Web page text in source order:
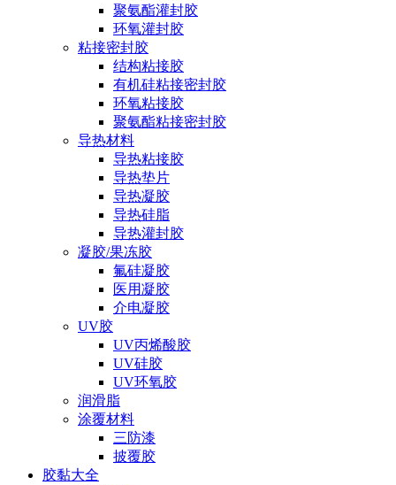
聚氨酯灌封胶
环氧灌封胶
粘接密封胶
结构粘接胶
有机硅粘接密封胶
环氧粘接胶
聚氨酯粘接密封胶
导热材料
导热粘接胶
导热垫片
导热凝胶
导热硅脂
导热灌封胶
凝胶/果冻胶
氟硅凝胶
医用凝胶
介电凝胶
UV胶
UV丙烯酸胶
UV硅胶
UV环氧胶
润滑脂
涂覆材料
三防漆
披覆胶
胶黏大全